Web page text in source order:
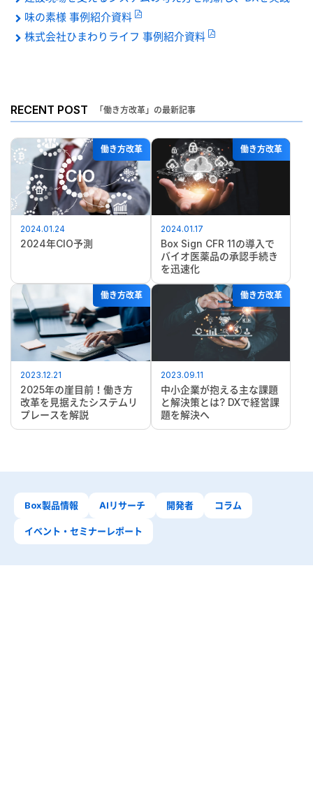
味の素様 事例紹介資料
株式会社ひまわりライフ 事例紹介資料
RECENT POST 「働き方改革」の最新記事
働き方改革
2024.01.24
2024年CIO予測
働き方改革
2024.01.17
Box Sign CFR 11の導入で
バイオ医薬品の承認手続き
を迅速化
働き方改革
2023.12.21
2025年の崖目前！働き方
改革を見据えたシステムリ
プレースを解説
働き方改革
2023.09.11
中小企業が抱える主な課題
と解決策とは? DXで経営課
題を解決へ
Box製品情報 AIリサーチ 開発者 コラム
イベント・セミナーレポート